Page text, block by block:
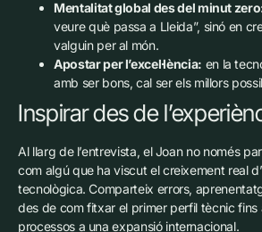
Mentalitat global des del minut
veure què passa a Lleida”, sinó en
valguin per al món.
Apostar per l’excel·lència: en la
amb ser bons, cal ser els millors
Inspirar des de
Al llarg de l’entrevista, el Joan no només
com algú que ha viscut el creixement real
tecnològica. Comparteix errors,
des de com fitxar el primer perfil tècnic fins
processos a una expansió internacional.